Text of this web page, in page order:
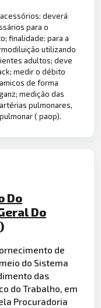
deverá
para o
finalidade: para a
utilizando
adultos; deve
medir o débito
de forma
medição das
pulmonares,
( paop).
Do
Do
de
do Sistema
das
do Trabalho, em
Procuradoria